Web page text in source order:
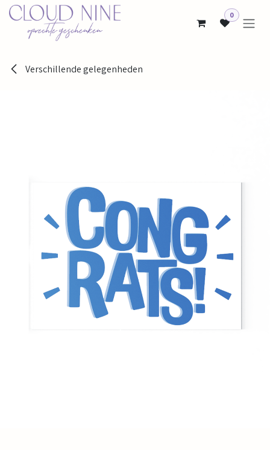
Overslaan naar inhoud
0
Verschillende gelegenheden